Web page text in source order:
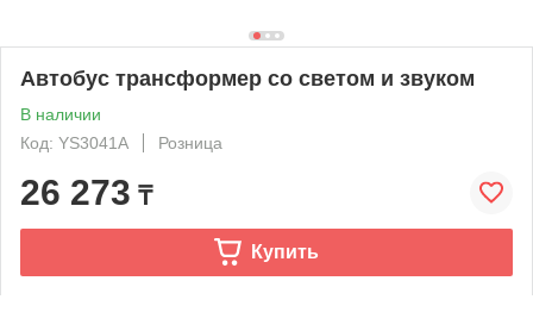
Автобус трансформер со светом и звуком
В наличии
Код: YS3041A
Розница
26 273 ₸
Купить